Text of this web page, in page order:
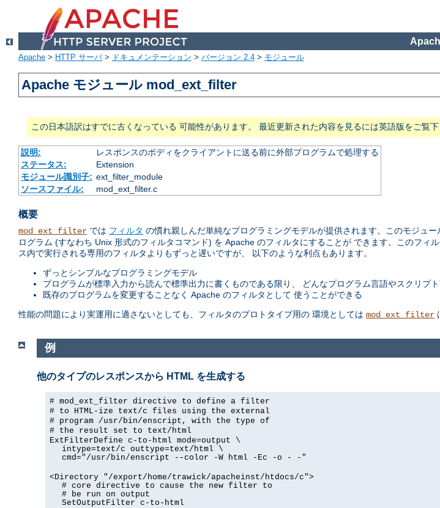
Apache > HTTP サーバ> ドキュメンテーション > バージョン 2.4 > モジュール
Apache モジュール mod_ext_filter
この日本語訳はすでに古くなっている 可能性があります。 最近更新された内容を見るには英語版をご覧下
説明:
レスポンスのボディをクライアントに送る前に外部プログラムで処理する
ステータス:
Extension
モジュール識別子: ext_filter_module
ソースファイル:
mod_ext_filter.c
概要
mod_ext_filter では フィルタ の慣れ親しんだ単純なプログラミングモデルが提供されます。このモジュ
ログラム (すなわち Unix 形式のフィルタコマンド) を Apache のフィルタにすることが できます。このフィ
ス内で実行される専用のフィルタよりもずっと遅いですが、 以下のような利点もあります。
ずっとシンプルなプログラミングモデル
プログラムが標準入力から読んで標準出力に書くものである限り、 どんなプログラム言語やスクリプ
既存のプログラムを変更することなく Apache のフィルタとして 使うことができる
性能の問題により実運用に適さないとしても、フィルタのプロトタイプ用の 環境としては mod_ext_filter
例
他のタイプのレスポンスから HTML を生成する
# mod_ext_filter directive to define a filter
# to HTML-ize text/c files using the external
# program /usr/bin/enscript, with the type of
# the result set to text/html
ExtFilterDefine c-to-html mode=output \
intype=text/c outtype=text/html \
cmd="/usr/bin/enscript --color -W html -Ec -o - -"
<Directory "/export/home/trawick/apacheinst/htdocs/c">
# core directive to cause the new filter to
# be run on output
SetOutputFilter c-to-html